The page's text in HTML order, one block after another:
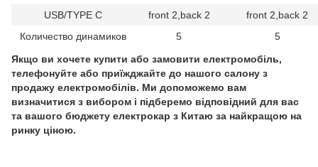
USB/TYPE C front 2,back 2
front 2,back 2
Количество динамиков
5
5
Якщо ви хочете купити або замовити електромобіль,
телефонуйте або приїжджайте до нашого салону з
продажу електромобілів. Ми допоможемо вам
визначитися з вибором і підберемо відповідний для вас
та вашого бюджету електрокар з Китаю за найкращою на
ринку ціною.